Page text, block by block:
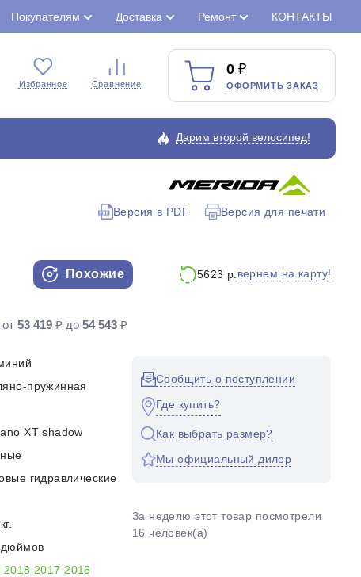
Покупателям Доставка Ремонт КОНТАКТЫ
Избранное Сравнение
0
ОФОРМИТЬ ЗАКАЗ
Дарим второй велосипед!
Версия в PDF Версия для печати
Похожие 5623 р. вернем на карту!
от53 419 ₽ до54 543 ₽
пружинная
XT shadow
гидравлические
2018 2017 2016
Сообщить о поступлении
Где купить?
Как выбрать размер?
Мы официальный дилер
За неделю этот товар посмотрели
16 человек(а)